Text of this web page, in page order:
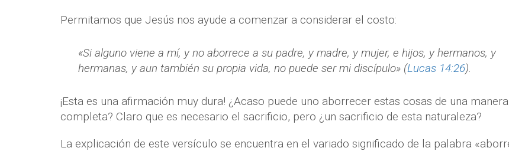
Permitamos que Jesús nos ayude a comenzar a considerar el costo:
«Si alguno viene a mí, y no aborrece a su padre, y madre, y mujer, e hijos, y hermanos, y
hermanas, y aun también su propia vida, no puede ser mi discípulo» (Lucas 14:26).
¡Esta es una afirmación muy dura! ¿Acaso puede uno aborrecer estas cosas de una
completa? Claro que es necesario el sacrificio, pero ¿un sacrificio de esta naturaleza?
La explicación de este versículo se encuentra en el variado significado de la palabra